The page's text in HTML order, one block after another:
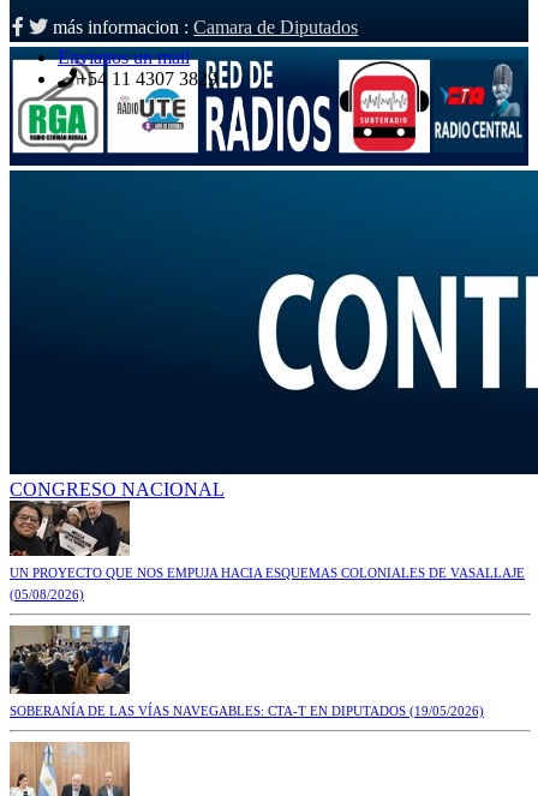
más informacion :Camara de Diputados
CONGRESO NACIONAL
UN PROYECTO QUE NOS EMPUJA HACIA ESQUEMAS COLONIALES DE VASALLAJE
(05/08/2026)
SOBERANÍA DE LAS VÍAS NAVEGABLES: CTA-T EN DIPUTADOS (19/05/2026)
Envianos un mail
+54 11 4307 3829